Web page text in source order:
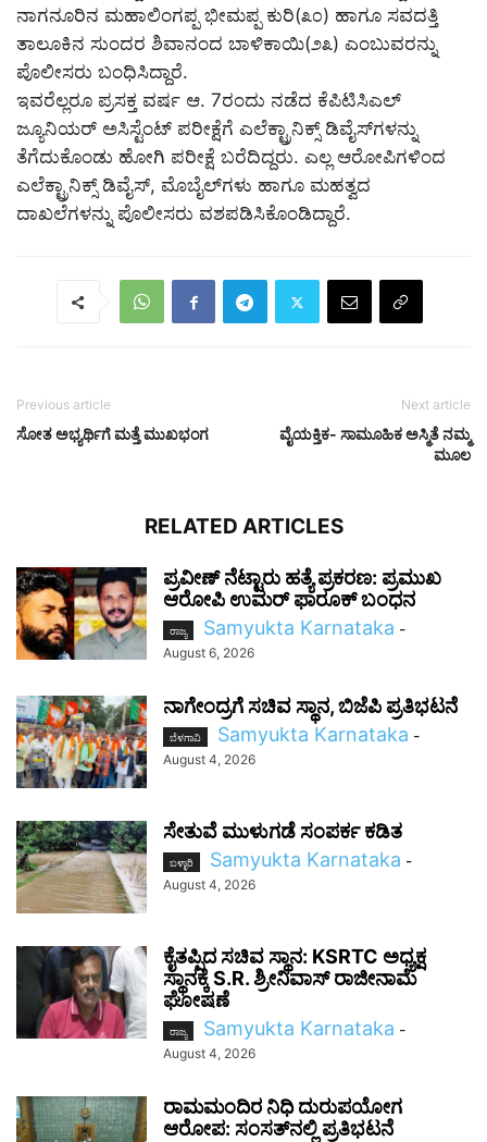
ನಾಗನೂರಿನ ಮಹಾಲಿಂಗಪ್ಪ ಭೀಮಪ್ಪ ಕುರಿ(೩೦) ಹಾಗೂ ಸವದತ್ತಿ
ತಾಲೂಕಿನ ಸುಂದರ ಶಿವಾನಂದ ಬಾಳಿಕಾಯಿ(೨೩) ಎಂಬುವರನ್ನು
ಪೊಲೀಸರು ಬಂಧಿಸಿದ್ದಾರೆ.
ಇವರೆಲ್ಲರೂ ಪ್ರಸಕ್ತ ವರ್ಷ ಆ. 7ರಂದು ನಡೆದ ಕೆಪಿಟಿಸಿಎಲ್
ಜ್ಯೂನಿಯರ್ ಅಸಿಸ್ಟೆಂಟ್ ಪರೀಕ್ಷೆಗೆ ಎಲೆಕ್ಟ್ರಾನಿಕ್ಸ್ ಡಿವೈಸ್‌ಗಳನ್ನು
ತೆಗೆದುಕೊಂಡು ಹೋಗಿ ಪರೀಕ್ಷೆ ಬರೆದಿದ್ದರು. ಎಲ್ಲ ಆರೋಪಿಗಳಿಂದ
ಎಲೆಕ್ಟ್ರಾನಿಕ್ಸ್ ಡಿವೈಸ್, ಮೊಬೈಲ್‌ಗಳು ಹಾಗೂ ಮಹತ್ವದ
ದಾಖಲೆಗಳನ್ನು ಪೊಲೀಸರು ವಶಪಡಿಸಿಕೊಂಡಿದ್ದಾರೆ.
Previous article
ಸೋತ ಅಭ್ಯರ್ಥಿಗೆ ಮತ್ತೆ ಮುಖಭಂಗ
Next article
ವೈಯಕ್ತಿಕ- ಸಾಮೂಹಿಕ ಅಸ್ಮಿತೆ ನಮ್ಮ
ಮೂಲ
RELATED ARTICLES
ಪ್ರವೀಣ್ ನೆಟ್ಟಾರು ಹತ್ಯೆ ಪ್ರಕರಣ: ಪ್ರಮುಖ
ಆರೋಪಿ ಉಮರ್ ಫಾರೂಕ್ ಬಂಧನ
ರಾಜ್ಯ Samyukta Karnataka -
August 6, 2026
ನಾಗೇಂದ್ರಗೆ ಸಚಿವ ಸ್ಥಾನ, ಬಿಜೆಪಿ ಪ್ರತಿಭಟನೆ
ಬೆಳಗಾವಿ Samyukta Karnataka -
August 4, 2026
ಸೇತುವೆ ಮುಳುಗಡೆ ಸಂಪರ್ಕ ಕಡಿತ
ಬಳ್ಳಾರಿ Samyukta Karnataka -
August 4, 2026
ಕೈತಪ್ಪಿದ ಸಚಿವ ಸ್ಥಾನ: KSRTC ಅಧ್ಯಕ್ಷ
ಸ್ಥಾನಕ್ಕೆ S.R. ಶ್ರೀನಿವಾಸ್ ರಾಜೀನಾಮೆ
ಘೋಷಣೆ
ರಾಜ್ಯ Samyukta Karnataka -
August 4, 2026
ರಾಮಮಂದಿರ ನಿಧಿ ದುರುಪಯೋಗ
ಆರೋಪ: ಸಂಸತ್‌ನಲ್ಲಿ ಪ್ರತಿಭಟನೆ